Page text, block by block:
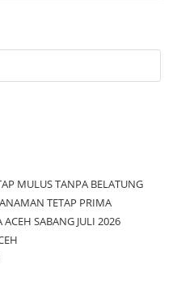
MULUS TANPA BELATUNG
TETAP PRIMA
SABANG JULI 2026